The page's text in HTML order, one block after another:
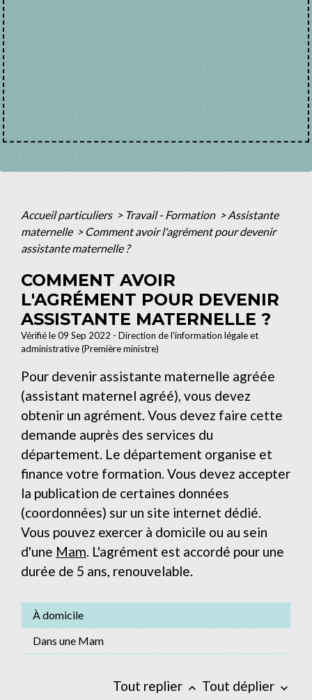
Accueil particuliers > Travail - Formation > Assistante
maternelle > Comment avoir l'agrément pour devenir
assistante maternelle ?
COMMENT AVOIR
L'AGRÉMENT POUR DEVENIR
ASSISTANTE MATERNELLE ?
Vérifié le 09 Sep 2022 - Direction de l'information légale et
administrative (Première ministre)
Pour devenir assistante maternelle agréée
(assistant maternel agréé), vous devez
obtenir un agrément. Vous devez faire cette
demande auprès des services du
département. Le département organise et
finance votre formation. Vous devez accepter
la publication de certaines données
(coordonnées) sur un site internet dédié.
Vous pouvez exercer à domicile ou au sein
d'une Mam. L'agrément est accordé pour une
durée de 5 ans, renouvelable.
À domicile
Dans une Mam
Tout replier keyboard_arrow_up Tout déplier keyboard_arrow_down